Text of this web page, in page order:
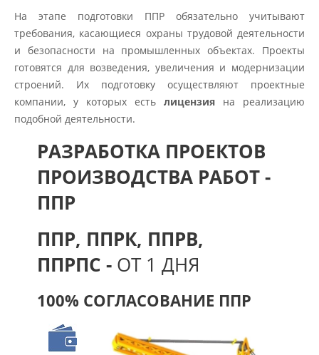
На этапе подготовки ППР обязательно учитывают
требования, касающиеся охраны трудовой деятельности
и безопасности на промышленных объектах. Проекты
готовятся для возведения, увеличения и модернизации
строений. Их подготовку осуществляют проектные
компании, у которых есть лицензия на реализацию
подобной деятельности.
РАЗРАБОТКА ПРОЕКТОВ
ПРОИЗВОДСТВА РАБОТ -
ППР
ППР, ППРК, ППРВ,
ППРПС - ОТ 1 ДНЯ
100% СОГЛАСОВАНИЕ ППР